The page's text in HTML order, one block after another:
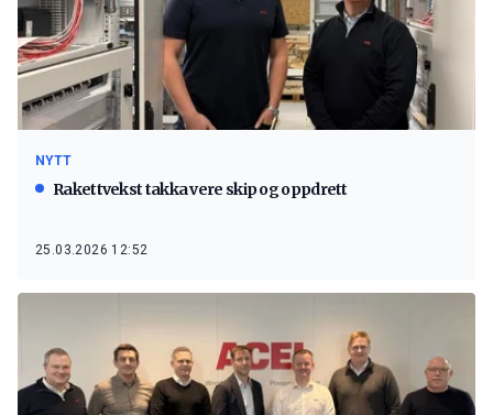
NYTT
Rakettvekst takka vere skip og oppdrett
25.03.2026 12:52